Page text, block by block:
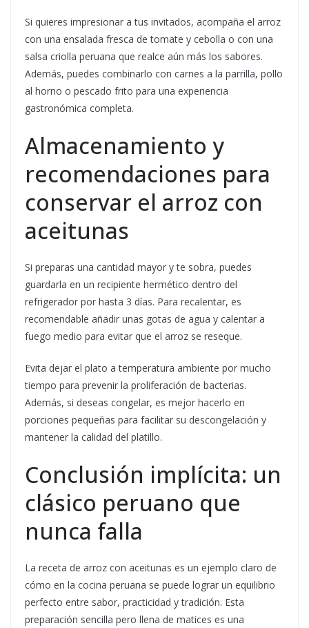
Si quieres impresionar a tus invitados, acompaña el arroz
con una ensalada fresca de tomate y cebolla o con una
salsa criolla peruana que realce aún más los sabores.
Además, puedes combinarlo con carnes a la parrilla, pollo
al horno o pescado frito para una experiencia
gastronómica completa.
Almacenamiento y
recomendaciones para
conservar el arroz con
aceitunas
Si preparas una cantidad mayor y te sobra, puedes
guardarla en un recipiente hermético dentro del
refrigerador por hasta 3 días. Para recalentar, es
recomendable añadir unas gotas de agua y calentar a
fuego medio para evitar que el arroz se reseque.
Evita dejar el plato a temperatura ambiente por mucho
tiempo para prevenir la proliferación de bacterias.
Además, si deseas congelar, es mejor hacerlo en
porciones pequeñas para facilitar su descongelación y
mantener la calidad del platillo.
Conclusión implícita: un
clásico peruano que
nunca falla
La receta de arroz con aceitunas es un ejemplo claro de
cómo en la cocina peruana se puede lograr un equilibrio
perfecto entre sabor, practicidad y tradición. Esta
preparación sencilla pero llena de matices es una